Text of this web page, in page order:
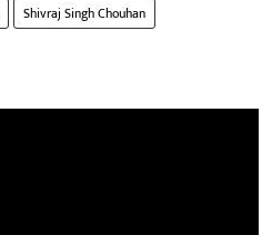
Shivraj Singh Chouhan